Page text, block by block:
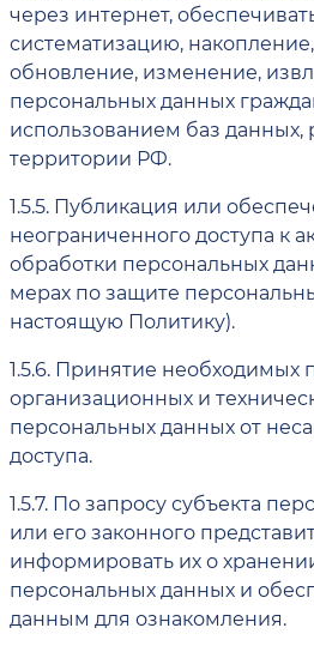
через интернет,
систематизацию,
обновление, изменение,
персональных данных
использованием баз
территории РФ.
1.5.5. Публикация или
неограниченного доступа к
обработки персональных
мерах по защите
настоящую Политику).
1.5.6. Принятие необходимых
организационных и
персональных данных от
доступа.
1.5.7. По запросу субъекта
или его законного
информировать их о
персональных данных и
данным для ознакомления.